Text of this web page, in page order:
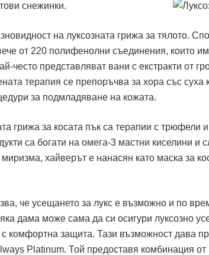
снежинки.
на луксозната грижа за тялото.
от 220 полифенолни съединения, които
често представляват вани с екстракти от
терапия се препоръчва за хора със суха
за подмладяване на кожата.
грижа за косата пък са терапии с трюфели
са богати на омега-3 мастни киселини и
хайверът е нанасян като маска за
че усещането за лукс е възможно и по
дама може сама да си осигури луксозно
комфортна защита. Тази възможност дава
Platinum. Той предоставя комбинация